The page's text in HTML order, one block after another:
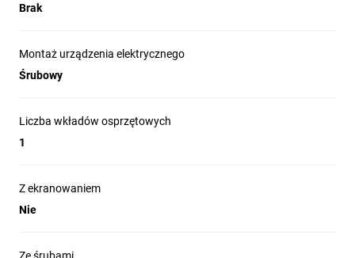
Brak
Montaż urządzenia elektrycznego
Śrubowy
Liczba wkładów osprzętowych
1
Z ekranowaniem
Nie